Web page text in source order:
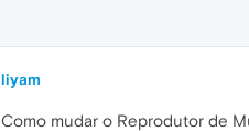
liyam
Como mudar o Reprodutor de